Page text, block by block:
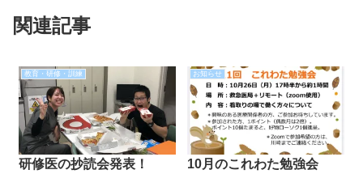
関連記事
教育・研修・訓練
研修医の抄読会発表！
お知らせ
10月のこれわた勉強会